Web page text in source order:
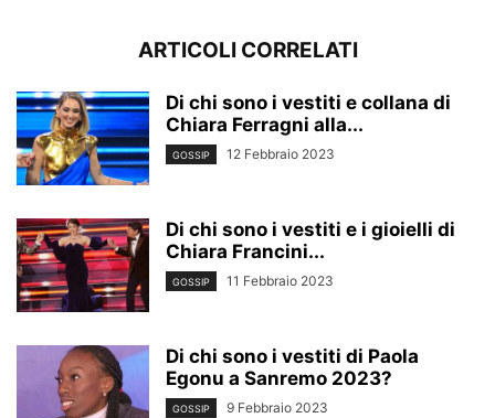
ARTICOLI CORRELATI
Di chi sono i vestiti e collana di
Chiara Ferragni alla...
GOSSIP 12 Febbraio 2023
Di chi sono i vestiti e i gioielli di
Chiara Francini...
GOSSIP 11 Febbraio 2023
Di chi sono i vestiti di Paola
Egonu a Sanremo 2023?
GOSSIP 9 Febbraio 2023